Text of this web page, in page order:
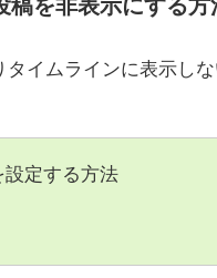
稿を非表示にする方
イムラインに表示し
定する方法